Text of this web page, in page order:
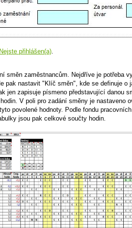
Nejste přihlášen(a).
směn zaměstnancům. Nejdříve je potřeba
pak nastavit "Klíč směn", kde se definuje
jen zapisuje písmeno představující danou
V poli pro zadání směny je nastaveno
povolené hodnoty. Podle fondu
jsou pak celkové součty hodin.